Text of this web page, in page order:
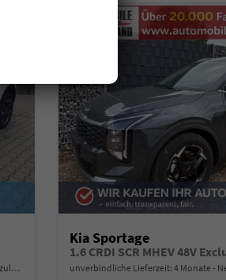
Kia Sportage
1.6 CRDI SCR MHEV 48V
unverbindliche Lieferzeit:4 Monate